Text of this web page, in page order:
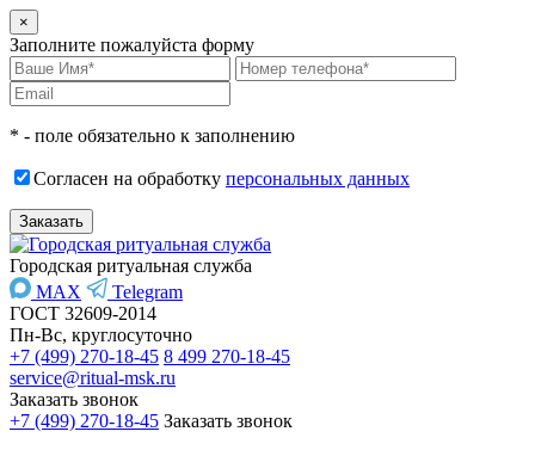
×
Заполните пожалуйста форму
* - поле обязательно к заполнению
Согласен на обработку персональных данных
Городская ритуальная служба
MAX
Telegram
ГОСТ 32609-2014
Пн-Вс, круглосуточно
+7 (499) 270-18-45 8 499 270-18-45
service@ritual-msk.ru
Заказать звонок
+7 (499) 270-18-45 Заказать звонок